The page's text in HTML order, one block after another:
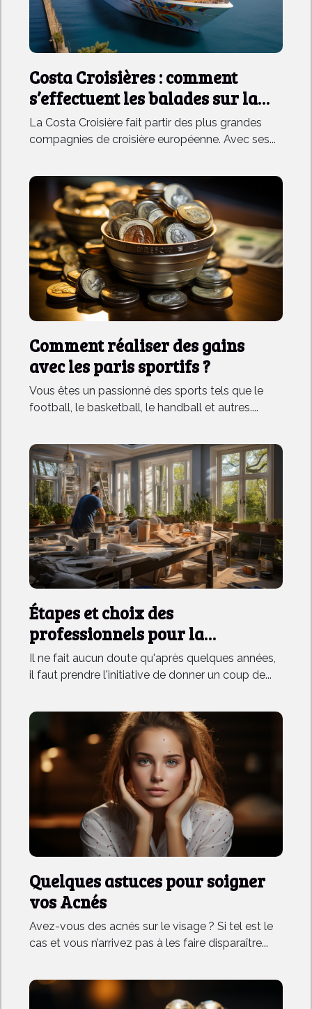
Costa Croisières : comment
s’effectuent les balades sur la
Méditerranée ?
La Costa Croisière fait partir des plus grandes
compagnies de croisière européenne. Avec ses...
Comment réaliser des gains
avec les paris sportifs ?
Vous êtes un passionné des sports tels que le
football, le basketball, le handball et autres....
Étapes et choix des
professionnels pour la
rénovation de sa maison
Il ne fait aucun doute qu'après quelques années,
il faut prendre l'initiative de donner un coup de...
Quelques astuces pour soigner
vos Acnés
Avez-vous des acnés sur le visage ? Si tel est le
cas et vous n’arrivez pas à les faire disparaître...